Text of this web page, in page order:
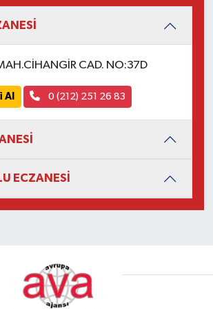
CAD. NO:37D
Al 0 (212) 251 26 83
ECZANESİ